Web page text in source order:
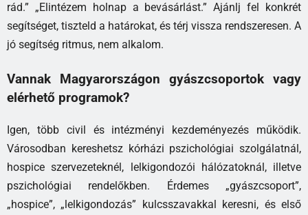
rád.” „Elintézem holnap a bevásárlást.” Ajánlj fel konkrét
segítséget, tiszteld a határokat, és térj vissza rendszeresen. A
jó segítség ritmus, nem alkalom.
Vannak Magyarországon gyászcsoportok vagy
elérhető programok?
Igen, több civil és intézményi kezdeményezés működik.
Városodban kereshetsz kórházi pszichológiai szolgálatnál,
hospice szervezeteknél, lelkigondozói hálózatoknál, illetve
pszichológiai rendelőkben. Érdemes „gyászcsoport”,
„hospice”, „lelkigondozás” kulcsszavakkal keresni, és első